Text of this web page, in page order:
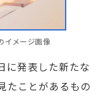
イメージ画像
に発表した新たな
たことがあるもの